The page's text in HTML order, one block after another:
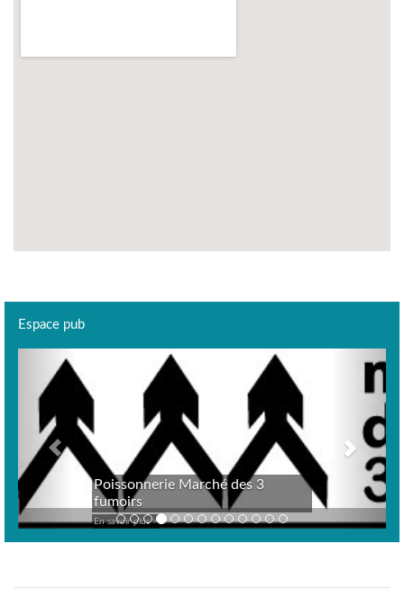
Espace pub
Poissonnerie Marché des 3
fumoirs
En savoir plus >
Previous